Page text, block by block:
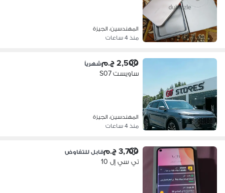
المهندسين، الجيزة
منذ 4 ساعات
2,500 ج.م شهرياً
ساويست S07
المهندسين، الجيزة
منذ 4 ساعات
3,700 ج.م قابل للتفاوض
تي سي إل 10